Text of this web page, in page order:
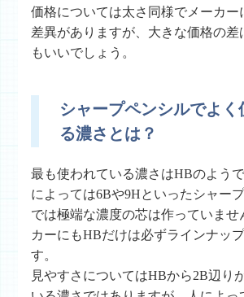
価格については太さ同様でメーカー
差異がありますが、大きな価格の差
もいいでしょう。
シャープペンシルでよく
る濃さとは？
最も使われている濃さはHBのよう
によっては6Bや9Hといったシャー
では極端な濃度の芯は作っていませ
カーにもHBだけは必ずラインナッ
す。
見やすさについてはHBから2B辺り